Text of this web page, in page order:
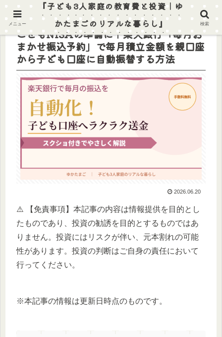
こどもNISAの準備に｜楽天銀行「毎月お
まかせ振込予約」で毎月積立金額を親口座
から子ども口座に自動振替する方法
2026.06.20
⚠️ 【免責事項】本記事の内容は情報提供を目的とし
たものであり、投資の勧誘を目的とするものではあ
りません。投資にはリスクが伴い、元本割れの可能
性があります。投資の判断はご自身の責任において
行ってください。
※本記事の情報は更新日時点のものです。
メニュー
『子ども3人家庭の教育費と投資｜ゆ
かたまごのリアルな暮らし』
検索